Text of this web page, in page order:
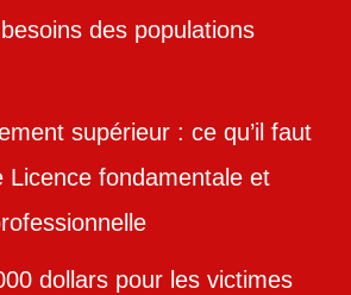
des populations
supérieur : ce qu’il faut
Licence fondamentale et
dollars pour les victimes